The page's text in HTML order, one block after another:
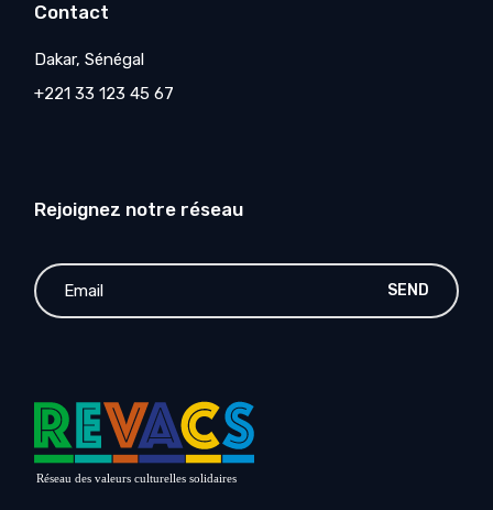
Contact
Dakar, Sénégal
+221 33 123 45 67
Rejoignez notre réseau
SEND
Réseau des valeurs culturelles solidaires